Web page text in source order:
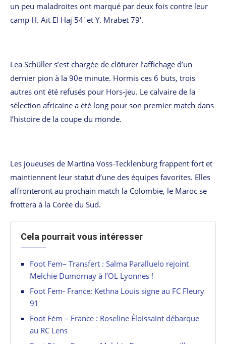
un peu maladroites ont marqué par deux fois contre leur
camp H. Aït El Haj 54′ et Y. Mrabet 79′.
Lea Schüller s’est chargée de clôturer l’affichage d’un
dernier pion à la 90e minute. Hormis ces 6 buts, trois
autres ont été refusés pour Hors-jeu. Le calvaire de la
sélection africaine a été long pour son premier match dans
l’histoire de la coupe du monde.
Les joueuses de Martina Voss-Tecklenburg frappent fort et
maintiennent leur statut d’une des équipes favorites. Elles
affronteront au prochain match la Colombie, le Maroc se
frottera à la Corée du Sud.
Cela pourrait vous intéresser
Foot Fem– Transfert : Salma Paralluelo rejoint
Melchie Dumornay à l’OL Lyonnes !
Foot Fem- France: Kethna Louis signe au FC Fleury
91
Foot Fém – France : Roseline Éloissaint débarque
au RC Lens